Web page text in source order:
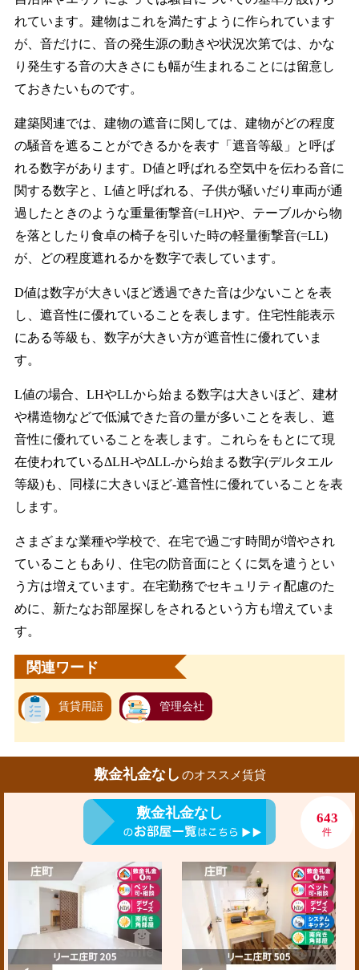
れています。建物はこれを満たすように作られています
が、音だけに、音の発生源の動きや状況次第では、かな
り発生する音の大きさにも幅が生まれることには留意し
ておきたいものです。
建築関連では、建物の遮音に関しては、建物がどの程度
の騒音を遮ることができるかを表す「遮音等級」と呼ば
れる数字があります。D値と呼ばれる空気中を伝わる音に
関する数字と、L値と呼ばれる、子供が騒いだり車両が通
過したときのような重量衝撃音(=LH)や、テーブルから物
を落としたり食卓の椅子を引いた時の軽量衝撃音(=LL)
が、どの程度遮れるかを数字で表しています。
D値は数字が大きいほど透過できた音は少ないことを表
し、遮音性に優れていることを表します。住宅性能表示
にある等級も、数字が大きい方が遮音性に優れていま
す。
L値の場合、LHやLLから始まる数字は大きいほど、建材
や構造物などで低減できた音の量が多いことを表し、遮
音性に優れていることを表します。これらをもとにて現
在使われているΔLH-やΔLL-から始まる数字(デルタエル
等級)も、同様に大きいほど-遮音性に優れていることを表
します。
さまざまな業種や学校で、在宅で過ごす時間が増やされ
ていることもあり、住宅の防音面にとくに気を遣うとい
う方は増えています。在宅勤務でセキュリティ配慮のた
めに、新たなお部屋探しをされるという方も増えていま
す。
関連ワード
賃貸用語 管理会社
敷金礼金なし のオススメ賃貸
敷金礼金なし 643
件